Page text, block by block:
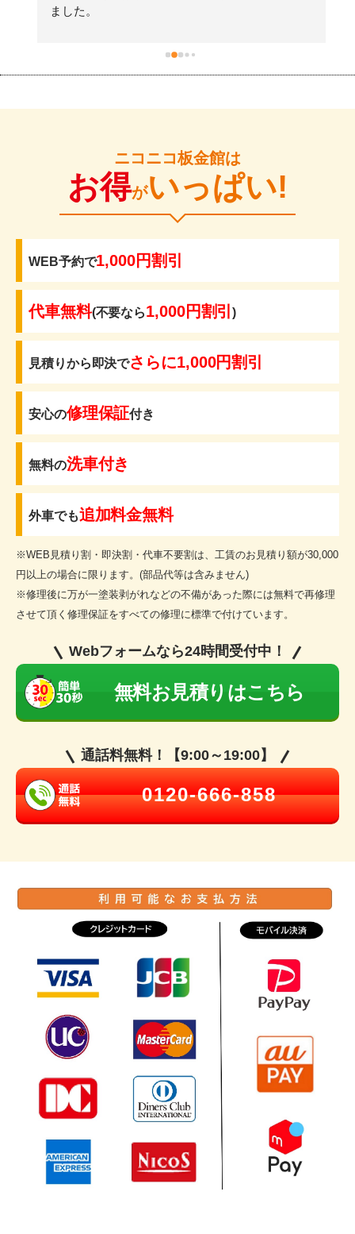
ました。
ニコニコ板金館は
お得がいっぱい!
WEB予約で1,000円割引
代車無料(不要なら1,000円割引)
見積りから即決でさらに1,000円割引
安心の修理保証付き
無料の洗車付き
外車でも追加料金無料
※WEB見積り割・即決割・代車不要割は、工賃のお見積り額が30,000
円以上の場合に限ります。(部品代等は含みません)
※修理後に万が一塗装剥がれなどの不備があった際には無料で再修理
させて頂く修理保証をすべての修理に標準で付けています。
Webフォームなら24時間受付中！
無料お見積りはこちら
通話料無料！【9:00～19:00】
0120-666-858